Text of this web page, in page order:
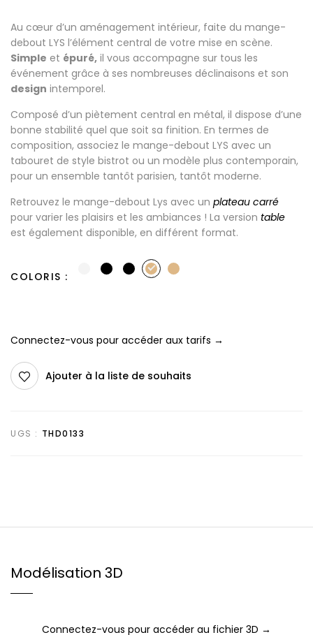
Au cœur d’un aménagement intérieur, faite du mange-
debout LYS l’élément central de votre mise en scène.
Simple et épuré, il vous accompagne sur tous les
événement grâce à ses nombreuses déclinaisons et son
design intemporel.
Composé d’un piètement central en métal, il dispose d’une
bonne stabilité quel que soit sa finition. En termes de
composition, associez le mange-debout LYS avec un
tabouret de style bistrot ou un modèle plus contemporain,
pour un ensemble tantôt parisien, tantôt moderne.
Retrouvez le mange-debout Lys avec un plateau carré
pour varier les plaisirs et les ambiances ! La version table
est également disponible, en différent format.
COLORIS
Connectez-vous pour accéder aux tarifs →
Ajouter à la liste de souhaits
UGS : THD0133
Modélisation 3D
Connectez-vous pour accéder au fichier 3D →